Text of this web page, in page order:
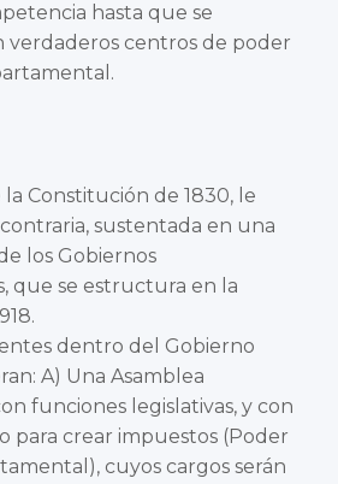
hasta que se
verdaderos centros de poder
Constitución de 1830, le
sustentada en una
los Gobiernos
que se estructura en la
dentro del Gobierno
A) Una Asamblea
funciones legislativas, y con
para crear impuestos (Poder
cuyos cargos serán